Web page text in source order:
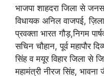
भाजपा शाहदरा जिला से
विधायक अनिल वाजपई,
प्रवक्ता भारत गौड़,निगम
सचिन चौहान, पूर्व महापौर
सिंह व मयूर विहार जिला से
महामंत्री नीरज सिंह, भावना